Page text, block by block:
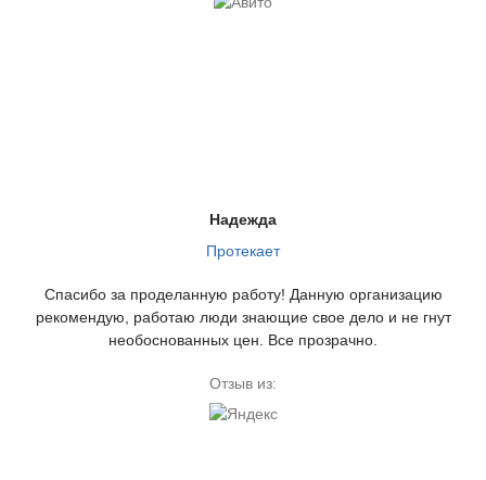
Надежда
Протекает
Спасибо за проделанную работу! Данную организацию
рекомендую, работаю люди знающие свое дело и не гнут
необоснованных цен. Все прозрачно.
Отзыв из: